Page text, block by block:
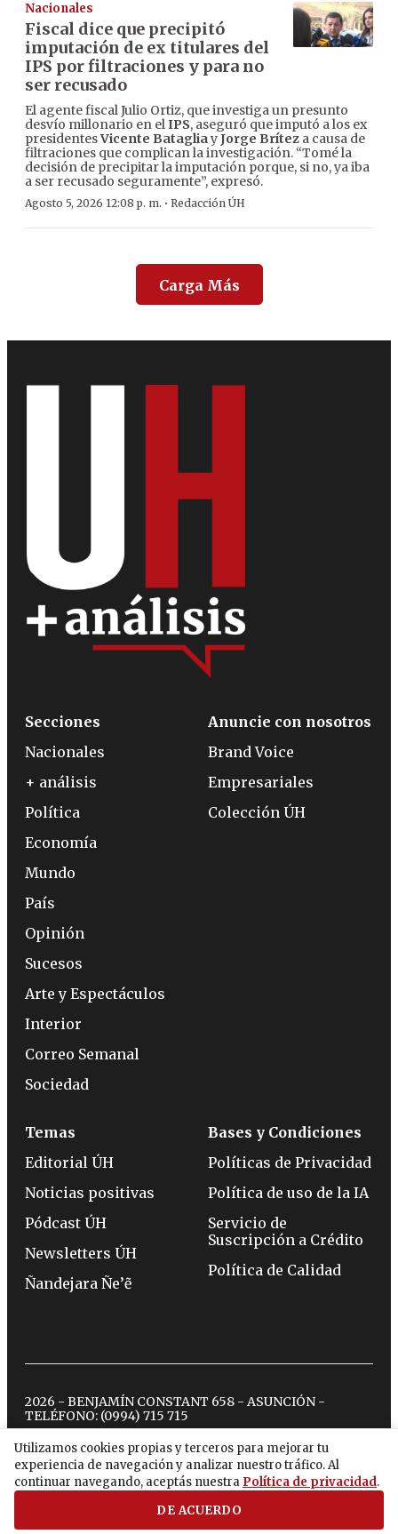
Nacionales
Fiscal dice que precipitó
imputación de ex titulares del
IPS por filtraciones y para no
ser recusado
El agente fiscal Julio Ortiz, que investiga un presunto
desvío millonario en elIPS, aseguró que imputó a los ex
presidentesVicente BatagliayJorge Brítez a causa de
filtraciones que complican la investigación. “Tomé la
decisión de precipitar la imputación porque, si no, ya iba
a ser recusado seguramente”, expresó.
Agosto 5, 2026 12:08 p. m. · Redacción ÚH
Carga Más
Utilizamos cookies propias y terceros para mejorar tu
experiencia de navegación y analizar nuestro tráfico. Al
continuar navegando, aceptás nuestra Política de privacidad.
DE ACUERDO
Secciones
Nacionales
+ análisis
Política
Economía
Mundo
País
Opinión
Sucesos
Arte y Espectáculos
Interior
Correo Semanal
Sociedad
Anuncie con nosotros
Brand Voice
Empresariales
Colección ÚH
Temas
Editorial ÚH
Noticias positivas
Pódcast ÚH
Newsletters ÚH
Ñandejara Ñe’ẽ
Bases y Condiciones
Políticas de Privacidad
Política de uso de la IA
Servicio de
Suscripción a Crédito
Política de Calidad
2026 - BENJAMÍN CONSTANT 658 - ASUNCIÓN -
TELÉFONO: (0994) 715 715
twitterinstagram
facebook
tiktokyoutubespotify